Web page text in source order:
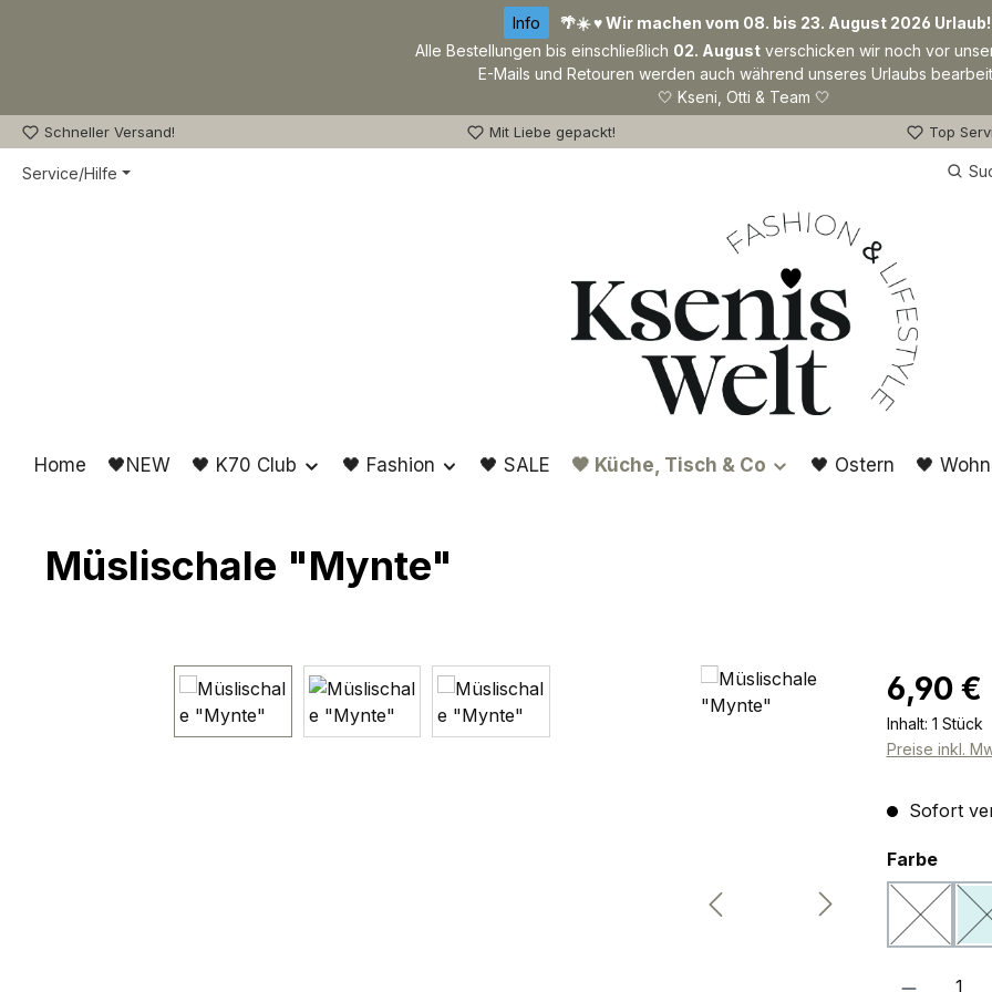
Info
🌴☀️ ♥ Wir machen vom 08. bis 23. August 2026 Urlaub!
Alle Bestellungen bis einschließlich 02. August verschicken wir noch vor
E-Mails und Retouren werden auch während unseres Urlaubs
🤍 Kseni, Otti & Team 🤍
Schneller Versand! Mit Liebe gepackt! Top
Service/Hilfe
Home 🖤NEW 🖤 K70 Club 🖤 Fashion 🖤 SALE 🖤 Küche, Tisch & Co 🖤 Ostern 🖤
Müslischale "Mynte"
Bildergalerie überspringen Regulärer
6,90 €
Inhalt: 1 Stück
Preise inkl.
Sofort
Farbe
weiß
(Diese
Produkt